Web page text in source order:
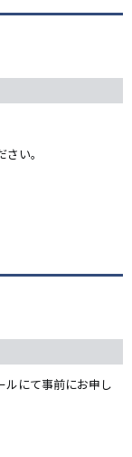
い。
ルにて事前にお申し